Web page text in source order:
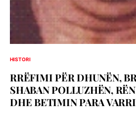
HISTORI
RRËFIMI PËR DHUNËN,
SHABAN POLLUZHËN,
DHE BETIMIN PARA